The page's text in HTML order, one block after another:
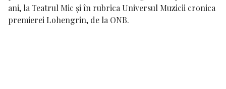
ani, la Teatrul Mic și în rubrica Universul Muzicii cronica
premiereiLohengrin, de la ONB.